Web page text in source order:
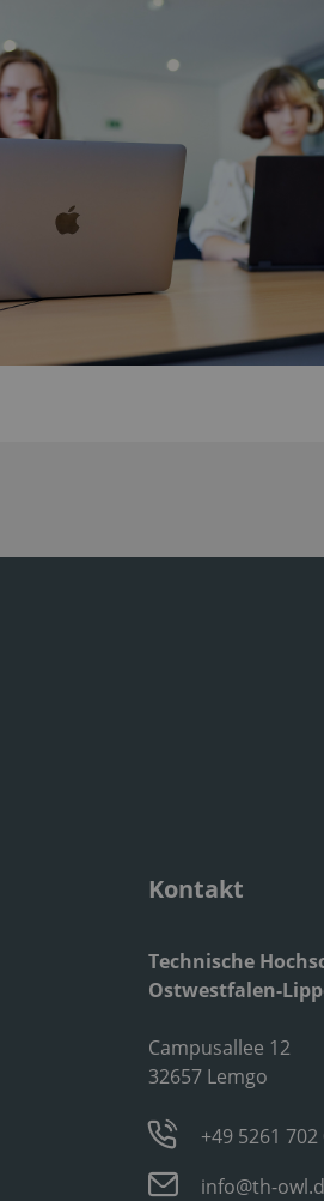
Kontakt
Technische
Ostwestfalen-
Campusallee 12
32657 Lemgo
+49 5261 702
info@th-